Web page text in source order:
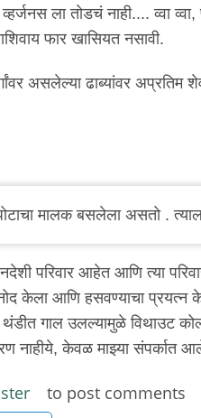
व्हर्जनस ला तोडचं नाही.... व्वा
फार खासियत नसावी.
असलेल्या ढाब्यांवर
मालक बसलेला असतो .
परिवार आहेत आणि त्या
केला आणि हसवण्याचा प्रयत्न
गाल उलल्यामुळे विथाउट
नाहीये, केवळ माझ्या संपर्कात
to post comments